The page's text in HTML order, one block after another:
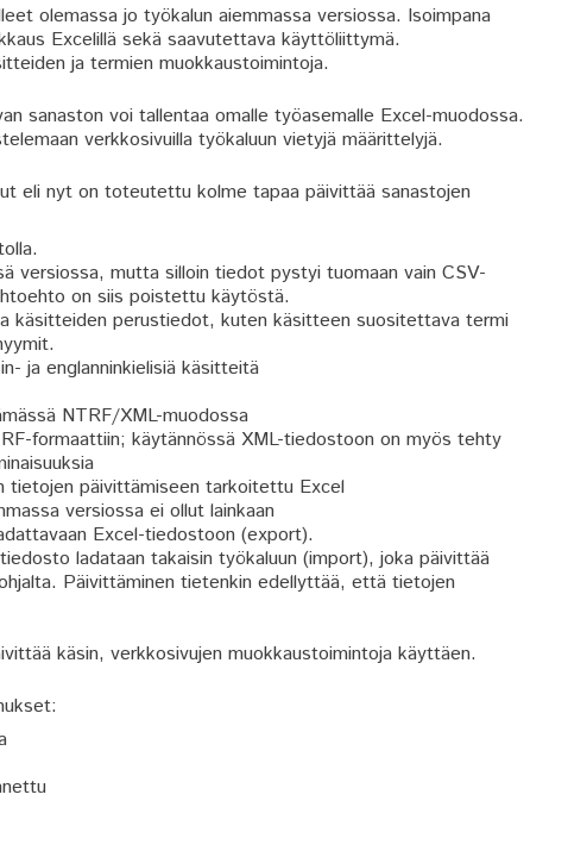
olemassa jo työkalun aiemmassa versiossa. Isoimpana
Excelillä sekä saavutettava käyttöliittymä.
ja termien muokkaustoimintoja.
sanaston voi tallentaa omalle työasemalle Excel-muodossa.
verkkosivuilla työkaluun vietyjä määrittelyjä.
eli nyt on toteutettu kolme tapaa päivittää sanastojen
versiossa, mutta silloin tiedot pystyi tuomaan vain CSV-
on siis poistettu käytöstä.
käsitteiden perustiedot, kuten käsitteen suositettava termi
ja englanninkielisiä käsitteitä
NTRF/XML-muodossa
formaattiin; käytännössä XML-tiedostoon on myös tehty
tietojen päivittämiseen tarkoitettu Excel
versiossa ei ollut lainkaan
Excel-tiedostoon (export).
ladataan takaisin työkaluun (import), joka päivittää
Päivittäminen tietenkin edellyttää, että tietojen
käsin, verkkosivujen muokkaustoimintoja käyttäen.